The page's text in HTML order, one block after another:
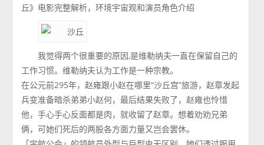
丘》电影完整解析，环境宇宙观和演员角色介绍
我觉得两个很重要的原因,是维勒纳夫一直在保留自己的
工作习惯。维勒纳夫认为工作是一种宗教。
在公元前295年，赵雍跟小赵在哪里“沙丘宫”旅游，赵章发起
兵变准备暗杀弟弟小赵何，最后结果失败了，赵雍也怜惜
他，手心手心反面都是肉，就收留了赵章。想着劝劝兄弟
俩，可她们死后的两股各方面力量又岂会罢休。